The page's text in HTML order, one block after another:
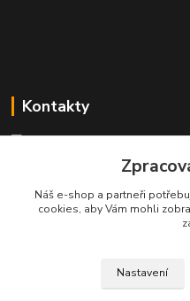
Kontakty
+420 725
info@rajklubicek.cz
Náš e-shop a partneři
cookies, aby Vám mohli
Nastavení